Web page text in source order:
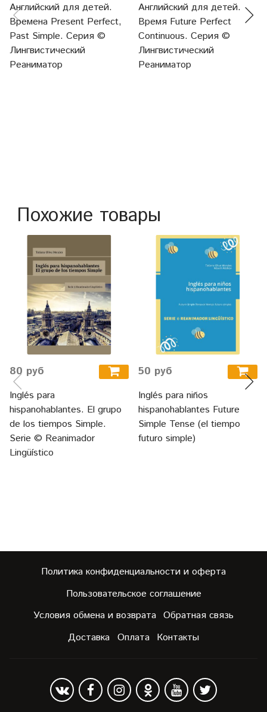
Английский для детей.
Времена Present Perfect,
Past Simple. Серия ©
Лингвистический
Реаниматор
Английский для детей.
Время Future Perfect
Continuous. Серия ©
Лингвистический
Реаниматор
Похожие товары
80 руб
Inglés para
hispanohablantes. El grupo
de los tiempos Simple.
Serie © Reanimador
Lingüístico
50 руб
Inglés para niños
hispanohablantes Future
Simple Tense (el tiempo
futuro simple)
Политика конфиденциальности и оферта
Пользовательское соглашение
Условия обмена и возврата Обратная связь
Доставка Оплата Контакты